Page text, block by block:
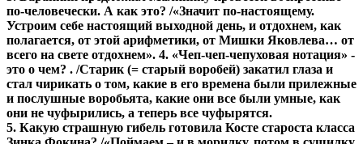
по-человечески. А как это? /«Значит по-настоящему.
Устроим себе настоящий выходной день, и отдохнем, как
полагается, от этой арифметики, от Мишки Яковлева… от
всего на свете отдохнем». 4. «Чеп-чеп-чепуховая нотация» -
это о чем? . /Старик (= старый воробей) закатил глаза и
стал чирикать о том, какие в его времена были прилежные
и послушные воробьята, какие они все были умные, как
они не чуфырились, а теперь все чуфырятся.
5. Какую страшную гибель готовила Косте староста класса